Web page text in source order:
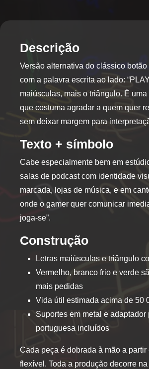
variants.
options
chosen
be
on
page
Descrição
Versão alternativa do clássico botão
com a palavra escrita ao lado:
maiúsculas, mais o triângulo. É
que costuma agradar a quem quer
sem deixar margem para
Texto + símbolo
Cabe especialmente bem em
salas de podcast com identidade
marcada, lojas de música, e em
onde o gamer quer comunicar
joga-se”.
Construção
Letras maiúsculas e triângulo
Vermelho, branco frio e verde
mais pedidas
Vida útil estimada acima de 50
Suportes em metal e adaptador
portuguesa incluídos
Cada peça é dobrada à mão a partir
flexível. Toda a produção decorre